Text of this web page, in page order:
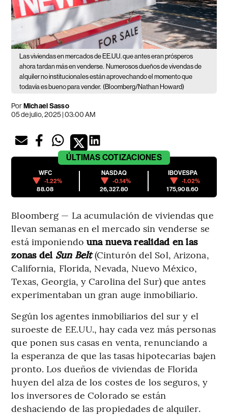
Las viviendas en mercados de EE.UU. que antes eran prósperos
ahora tardan más en venderse. Numerosos dueños de vivendas de
alquiler no institucionales están aprovechando el momento que
todavía es bueno para vender. (Bloomberg/Nathan Howard)
PorMichael Sasso
05 de julio, 2025 | 03:00 AM
ÚLTIMAS COTIZACIONES
WFC
-1.22%
88.08
NASDAQ
-0.14%
26,327.80
IBOVESPA
-1.02%
175,908.60
Bloomberg — La acumulación de viviendas que
llevan semanas en el mercado sin venderse se
está imponiendo una nueva realidad en las
zonas del Sun Belt (Cinturón del Sol, Arizona,
California, Florida, Nevada, Nuevo México,
Texas, Georgia, y Carolina del Sur) que antes
experimentaban un gran auge inmobiliario.
Según los agentes inmobiliarios del sur y el
suroeste de EE.UU., hay cada vez más personas
que ponen sus casas en venta, renunciando a
la esperanza de que las tasas hipotecarias bajen
pronto. Los dueños de viviendas de Florida
huyen del alza de los costes de los seguros, y
los inversores de Colorado se están
deshaciendo de las propiedades de alquiler.